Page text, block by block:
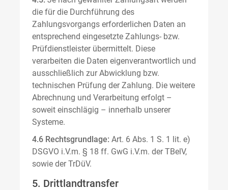
die für die Durchführung des
Zahlungsvorgangs erforderlichen Daten an
entsprechend eingesetzte Zahlungs- bzw.
Prüfdienstleister übermittelt. Diese
verarbeiten die Daten eigenverantwortlich und
ausschließlich zur Abwicklung bzw.
technischen Prüfung der Zahlung. Die weitere
Abrechnung und Verarbeitung erfolgt –
soweit einschlägig – innerhalb unserer
Systeme.
4.6 Rechtsgrundlage: Art. 6 Abs. 1 S. 1 lit. e)
DSGVO i.V.m. § 18 ff. GwG i.V.m. der TBelV,
sowie der TrDüV.
5. Drittlandtransfer